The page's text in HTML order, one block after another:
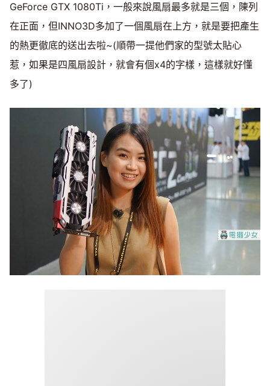
GeForce GTX 1080Ti，一般來說風扇最多就是三個，陳列
在正面，但INNO3D多加了一個風扇在上方，就是要把產生
的熱更徹底的送出去啦~(順帶一提他們家的型號太貼心
惹，如果是四風扇設計，就會有個x4的字樣，這樣就好懂
多了)